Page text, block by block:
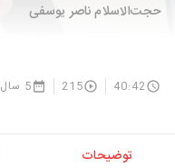
حجت‌الاسلام ناصر یوسفی
40:42
215 5 سال پیش
توضیحات